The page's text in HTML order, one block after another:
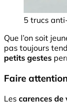
5 trucs
Que l’on soit
pas toujours
petits gestes
Faire
Les carences de